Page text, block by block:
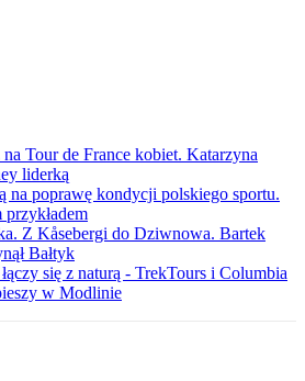
Tour de France kobiet. Katarzyna
liderką
na poprawę kondycji polskiego sportu.
przykładem
Z Kåsebergi do Dziwnowa. Bartek
Bałtyk
się z naturą - TrekTours i Columbia
w Modlinie